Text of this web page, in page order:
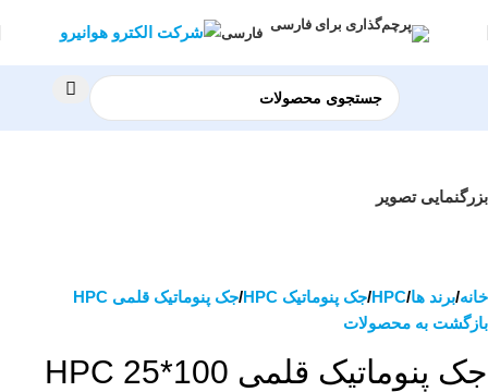
فارسی
بزرگنمایی تصویر
خانه برند ها HPC جک پنوماتیک HPC
جک پنوماتیک قلمی HPC
بازگشت به محصولات
جک پنوماتیک قلمی 100*25 HPC